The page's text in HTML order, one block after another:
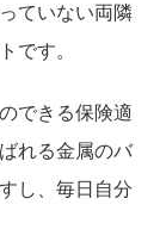
ていない両隣
です。
できる保険適
れる金属のバ
し、毎日自分